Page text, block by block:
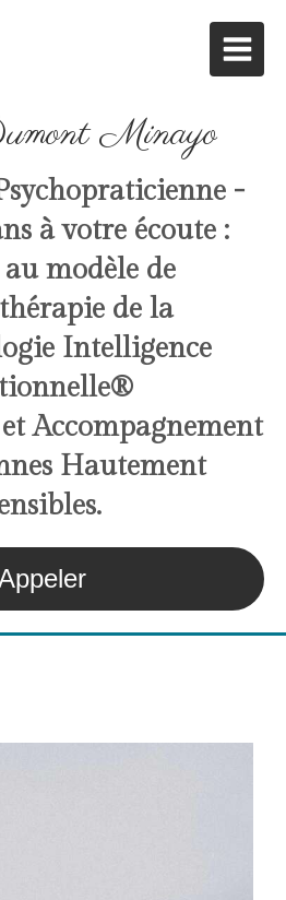
Minayo
-
à votre écoute :
modèle de
de la
Intelligence
®
Accompagnement
Hautement
.